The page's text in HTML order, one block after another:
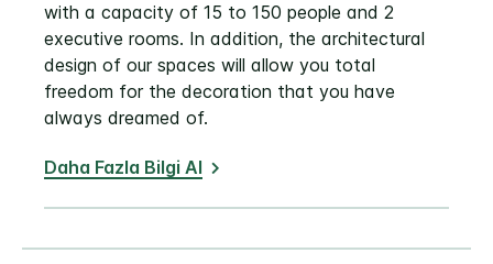
with a capacity of 15 to 150 people and 2
executive rooms. In addition, the architectural
design of our spaces will allow you total
freedom for the decoration that you have
always dreamed of.
Daha Fazla Bilgi Al